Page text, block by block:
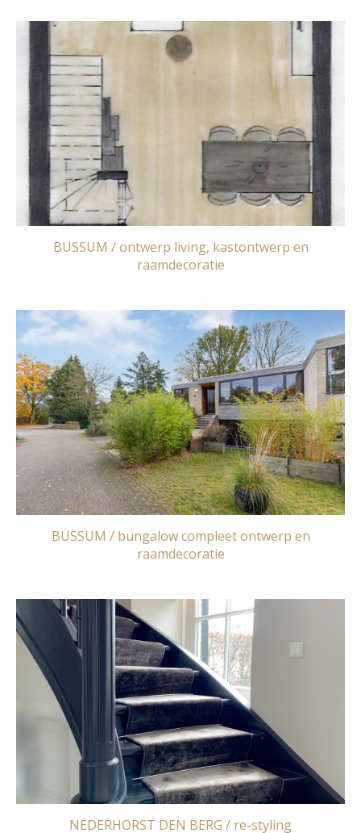
BUSSUM / ontwerp living, kastontwerp en
raamdecoratie
BUSSUM / bungalow compleet ontwerp en
raamdecoratie
NEDERHORST DEN BERG / re-styling